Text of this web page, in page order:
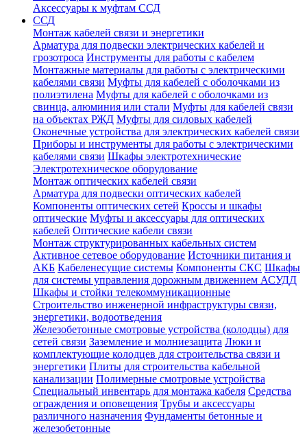
Аксессуары к муфтам ССД
ССД
Монтаж кабелей связи и энергетики
Арматура для подвески электрических кабелей и
грозотроса Инструменты для работы с кабелем
Монтажные материалы для работы с электрическими
кабелями связи Муфты для кабелей с оболочками из
полиэтилена Муфты для кабелей с оболочками из
свинца, алюминия или стали Муфты для кабелей связи
на объектах РЖД Муфты для силовых кабелей
Оконечные устройства для электрических кабелей связи
Приборы и инструменты для работы с электрическими
кабелями связи Шкафы электротехнические
Электротехническое оборудование
Монтаж оптических кабелей связи
Арматура для подвески оптических кабелей
Компоненты оптических сетей Кроссы и шкафы
оптические Муфты и аксессуары для оптических
кабелей Оптические кабели связи
Монтаж структурированных кабельных систем
Активное сетевое оборудование Источники питания и
АКБ Кабеленесущие системы Компоненты СКС Шкафы
для системы управления дорожным движением АСУДД
Шкафы и стойки телекоммуникационные
Строительство инженерной инфраструктуры связи,
энергетики, водоотведения
Железобетонные смотровые устройства (колодцы) для
сетей связи Заземление и молниезащита Люки и
комплектующие колодцев для строительства связи и
энергетики Плиты для строительства кабельной
канализации Полимерные смотровые устройства
Специальный инвентарь для монтажа кабеля Средства
ограждения и оповещения Трубы и аксессуары
различного назначения Фундаменты бетонные и
железобетонные